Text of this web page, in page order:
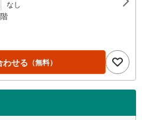
なし
わせる （無料）